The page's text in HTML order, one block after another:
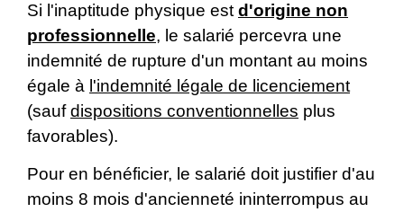
Si l'inaptitude physique estd'origine non
professionnelle, le salarié percevra une
indemnité de rupture d'un montant au moins
égale à l'indemnité légale de licenciement
(saufdispositions conventionnelles plus
favorables).
Pour en bénéficier, le salarié doit justifier d'au
moins 8 mois d'ancienneté ininterrompus au